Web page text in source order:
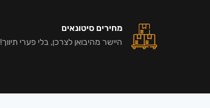
מחירים סיטונאים
היישר מהיבואן לצרכן, בלי פערי תיווך!